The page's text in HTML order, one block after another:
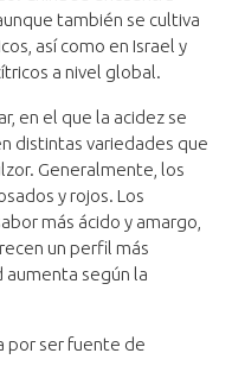
también se cultiva
así como en Israel y
a nivel global.
en el que la acidez se
distintas variedades que
Generalmente, los
y rojos. Los
más ácido y amargo,
un perfil más
aumenta según la
por ser fuente de